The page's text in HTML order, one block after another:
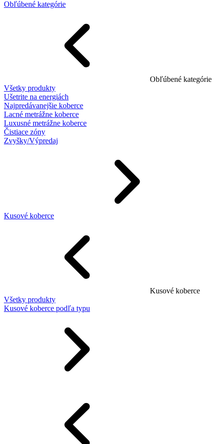
Obľúbené kategórie
Obľúbené kategórie
Všetky produkty
Ušetrite na energiách
Najpredávanejšie koberce
Lacné metrážne koberce
Luxusné metrážne koberce
Čistiace zóny
Zvyšky/Výpredaj
Kusové koberce
Kusové koberce
Všetky produkty
Kusové koberce podľa typu